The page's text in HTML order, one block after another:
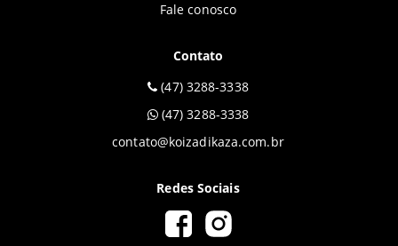
Fale conosco
Contato
(47) 3288-3338
(47) 3288-3338
contato@koizadikaza.com.br
Redes Sociais